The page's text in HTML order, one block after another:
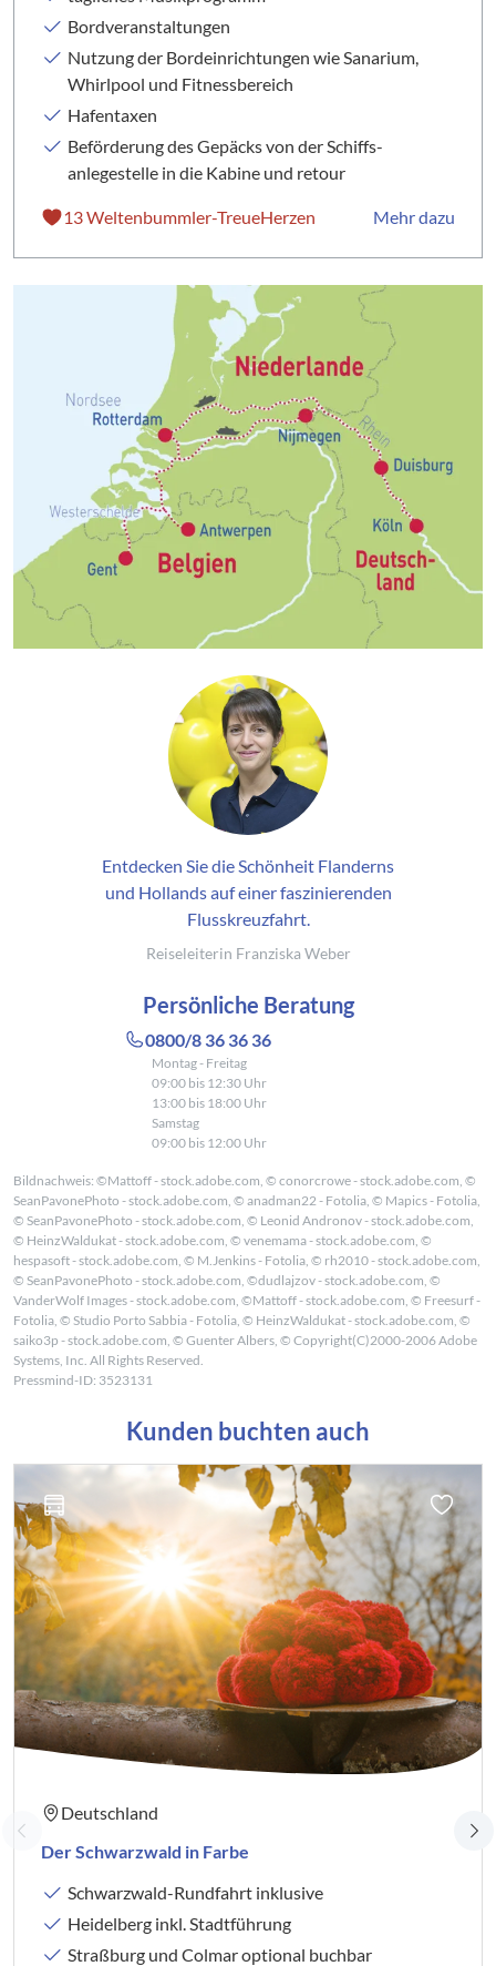
Bordveranstaltungen
Nutzung der Bordeinrichtungen wie Sanarium,
Whirlpool und Fitnessbereich
Hafentaxen
Beförderung desGepäcks von der Schiffs­
anlegestelle in die Kabine und retour
13 Weltenbummler-TreueHerzen Mehr dazu
Entdecken Sie die Schönheit Flanderns
und Hollands auf einer faszinierenden
Flusskreuzfahrt.
Reiseleiterin Franziska Weber
Persönliche Beratung
0800/8 36 36 36
Montag - Freitag
09:00 bis 12:30 Uhr
13:00 bis 18:00 Uhr
Samstag
09:00 bis 12:00 Uhr
Bildnachweis: ©Mattoff - stock.adobe.com, © conorcrowe - stock.adobe.com, ©
SeanPavonePhoto - stock.adobe.com, © anadman22 - Fotolia, © Mapics - Fotolia,
© SeanPavonePhoto - stock.adobe.com, © Leonid Andronov - stock.adobe.com,
© HeinzWaldukat - stock.adobe.com, © venemama - stock.adobe.com, ©
hespasoft - stock.adobe.com, © M.Jenkins - Fotolia, © rh2010 - stock.adobe.com,
© SeanPavonePhoto - stock.adobe.com, ©dudlajzov - stock.adobe.com, ©
VanderWolf Images - stock.adobe.com, ©Mattoff - stock.adobe.com, © Freesurf -
Fotolia, © Studio Porto Sabbia - Fotolia, © HeinzWaldukat - stock.adobe.com, ©
saiko3p - stock.adobe.com, © Guenter Albers, © Copyright(C)2000-2006 Adobe
Systems, Inc. All Rights Reserved.
Pressmind-ID: 3523131
Kunden buchten auch
Deutschland
Der Schwarzwald in Farbe
Schwarzwald-Rundfahrt inklusive
Heidelberg inkl. Stadtführung
Straßburg und Colmar optional buchbar